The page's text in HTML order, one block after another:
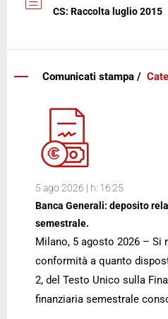
CS: Raccolta luglio 2015
Comunicati stampa /
5 ago 2026 | h: 16:25
Banca Generali: deposito
semestrale.
Milano, 5 agosto 2026 – Si
conformità a quanto
2, del Testo Unico sulla
finanziaria semestrale